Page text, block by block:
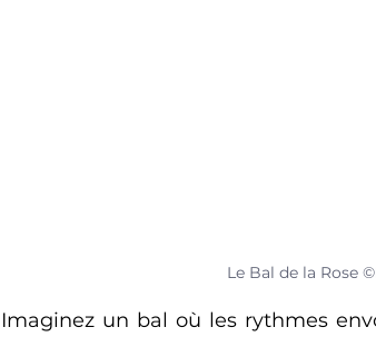
Le Bal de la Rose
Imaginez un bal où les rythmes